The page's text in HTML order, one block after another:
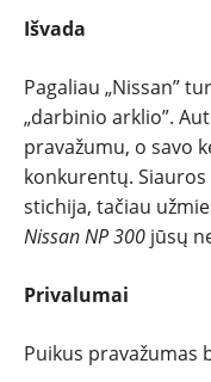
Išvada
Pagaliau „Nissan”
„darbinio arklio”.
pravažumu, o savo
konkurentų.
stichija, tačiau
Nissan NP 300 jūsų
Privalumai
Puikus pravažumas